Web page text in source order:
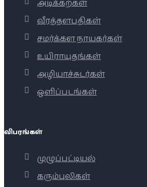
அடிக்கற்கள்
வீரத்தளபதிகள்
சமர்க்கள நாயகர்கள்
உயிராயுதங்கள்
அழியாச்சுடர்கள்
ஒளிப்படங்கள்
விபரங்கள்
முழுப்பட்டியல்
கரும்புலிகள்